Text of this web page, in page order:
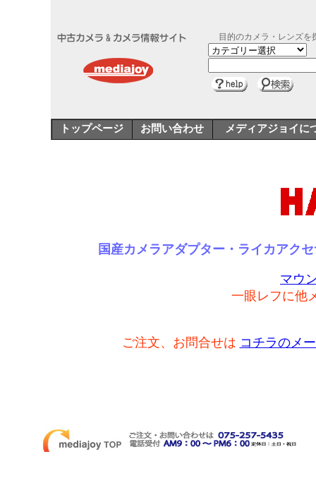
目的のカメラ・レンズを
トップページ お問い合わせ メディアジョイに
国産カメラアダプター・ライカアク
マウ
一眼レフに他
ご注文、お問合せは コチラのメ